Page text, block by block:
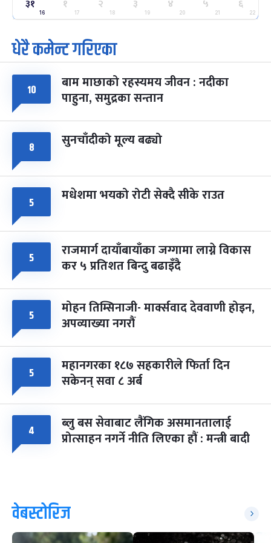
२५
मंगल फाल्गुन २५, २०८३ Mar 9, 2027
७
आइत
पूर्णिमा व्रत
चैत्र ७, २०८३-Mar 21, 2027
८ फागुपूर्णिमा
चैत्र ८, २०८३-Mar 22, 2027
७ महिना बाँकी
३१
16
१
17
२
18
३
19
४
20
५
21
६
22
धेरै कमेन्ट गरिएका
१० बाम माछाको रहस्यमय जीवन : नदीका
पाहुना, समुद्रका सन्तान
८ सुनचाँदीको मूल्य बढ्यो
५ मधेशमा भयको रोटी सेक्दै सीके राउत
५ राजमार्ग दायाँबायाँका जग्गामा लाग्ने विकास
कर ५ प्रतिशत बिन्दु बढाइँदै
५ मोहन तिम्सिनाजी- मार्क्सवाद देववाणी होइन,
अपव्याख्या नगरौं
५ महानगरका १८७ सहकारीले फिर्ता दिन
सकेनन् सवा ८ अर्ब
४ ब्लु बस सेवाबाट लैंगिक असमानतालाई
प्रोत्साहन नगर्ने नीति लिएका हौं : मन्त्री बादी
वेबस्टोरिज